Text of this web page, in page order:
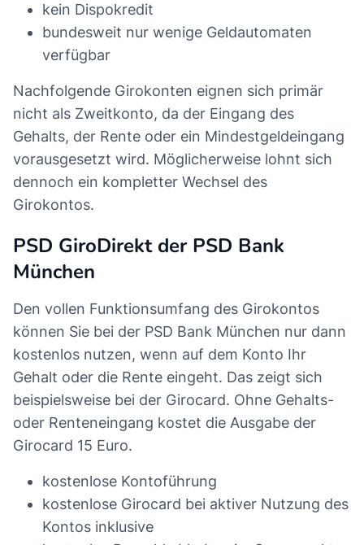
kein Dispokredit
bundesweit nur wenige Geldautomaten
verfügbar
Nachfolgende Girokonten eignen sich primär
nicht als Zweitkonto, da der Eingang des
Gehalts, der Rente oder ein Mindestgeldeingang
vorausgesetzt wird. Möglicherweise lohnt sich
dennoch ein kompletter Wechsel des
Girokontos.
PSD GiroDirekt der PSD Bank
München
Den vollen Funktionsumfang des Girokontos
können Sie bei der PSD Bank München nur dann
kostenlos nutzen, wenn auf dem Konto Ihr
Gehalt oder die Rente eingeht. Das zeigt sich
beispielsweise bei der Girocard. Ohne Gehalts-
oder Renteneingang kostet die Ausgabe der
Girocard 15 Euro.
kostenlose Kontoführung
kostenlose Girocard bei aktiver Nutzung des
Kontos inklusive